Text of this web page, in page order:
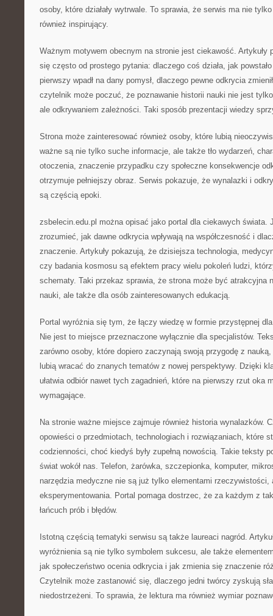
osoby, które działały wytrwale. To sprawia, że serwis ma nie
również inspirujący.
Ważnym motywem obecnym na stronie jest ciekawość. Artykuły
się często od prostego pytania: dlaczego coś działa, jak
pierwszy wpadł na dany pomysł, dlaczego pewne odkrycia
czytelnik może poczuć, że poznawanie historii nauki nie jest
ale odkrywaniem zależności. Taki sposób prezentacji wiedzy
Strona może zainteresować również osoby, które lubią
ważne są nie tylko suche informacje, ale także tło wydarzeń,
otoczenia, znaczenie przypadku czy społeczne konsekwencje
otrzymuje pełniejszy obraz. Serwis pokazuje, że wynalazki i
są częścią epoki.
zsbelecin.edu.pl można opisać jako portal dla ciekawych świata.
zrozumieć, jak dawne odkrycia wpływają na współczesność i
znaczenie. Artykuły pokazują, że dzisiejsza technologia,
czy badania kosmosu są efektem pracy wielu pokoleń ludzi,
schematy. Taki przekaz sprawia, że strona może być atrakcyjna
nauki, ale także dla osób zainteresowanych edukacją.
Portal wyróżnia się tym, że łączy wiedzę w formie przystępnej
Nie jest to miejsce przeznaczone wyłącznie dla specjalistów.
zarówno osoby, które dopiero zaczynają swoją przygodę z
lubią wracać do znanych tematów z nowej perspektywy. Dzięki
ułatwia odbiór nawet tych zagadnień, które na pierwszy rzut oka
wymagające.
Na stronie ważne miejsce zajmuje również historia wynalazków.
opowieści o przedmiotach, technologiach i rozwiązaniach, które
codzienności, choć kiedyś były zupełną nowością. Takie teksty
świat wokół nas. Telefon, żarówka, szczepionka, komputer,
narzędzia medyczne nie są już tylko elementami rzeczywistości,
eksperymentowania. Portal pomaga dostrzec, że za każdym z
łańcuch prób i błędów.
Istotną częścią tematyki serwisu są także laureaci nagród.
wyróżnienia są nie tylko symbolem sukcesu, ale także
jak społeczeństwo ocenia odkrycia i jak zmienia się znaczenie
Czytelnik może zastanowić się, dlaczego jedni twórcy zyskują
niedostrzeżeni. To sprawia, że lektura ma również wymiar